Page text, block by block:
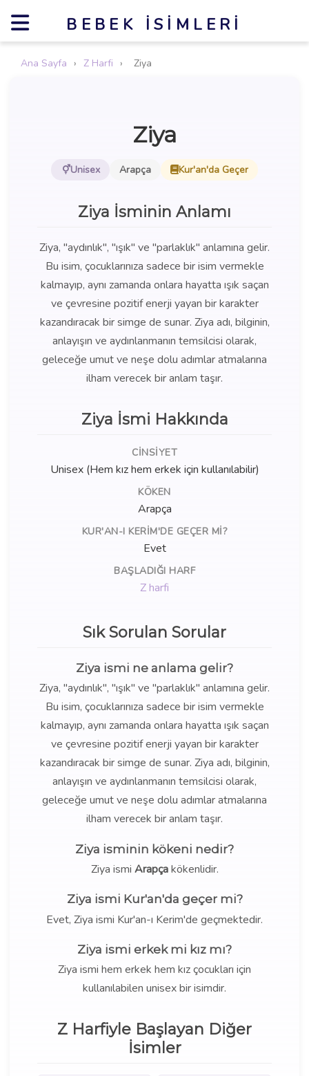
BEBEK İSIMLERI
Ana Sayfa › Z Harfi › Ziya
Ziya
Unisex Arapça Kur'an'da Geçer
Ziya İsminin Anlamı
Ziya, "aydınlık", "ışık" ve "parlaklık" anlamına gelir.
Bu isim, çocuklarınıza sadece bir isim vermekle
kalmayıp, aynı zamanda onlara hayatta ışık saçan
ve çevresine pozitif enerji yayan bir karakter
kazandıracak bir simge de sunar. Ziya adı, bilginin,
anlayışın ve aydınlanmanın temsilcisi olarak,
geleceğe umut ve neşe dolu adımlar atmalarına
ilham verecek bir anlam taşır.
Ziya İsmi Hakkında
CINSIYET
Unisex (Hem kız hem erkek için kullanılabilir)
KÖKEN
Arapça
KUR'AN-I KERIM'DE GEÇER MI?
Evet
BAŞLADIĞI HARF
Z harfi
Sık Sorulan Sorular
Ziya ismi ne anlama gelir?
Ziya, "aydınlık", "ışık" ve "parlaklık" anlamına gelir.
Bu isim, çocuklarınıza sadece bir isim vermekle
kalmayıp, aynı zamanda onlara hayatta ışık saçan
ve çevresine pozitif enerji yayan bir karakter
kazandıracak bir simge de sunar. Ziya adı, bilginin,
anlayışın ve aydınlanmanın temsilcisi olarak,
geleceğe umut ve neşe dolu adımlar atmalarına
ilham verecek bir anlam taşır.
Ziya isminin kökeni nedir?
Ziya ismi Arapçakökenlidir.
Ziya ismi Kur'an'da geçer mi?
Evet, Ziya ismi Kur'an-ı Kerim'de geçmektedir.
Ziya ismi erkek mi kız mı?
Ziya ismi hem erkek hem kız çocukları için
kullanılabilen unisex bir isimdir.
Z Harfiyle Başlayan Diğer
İsimler